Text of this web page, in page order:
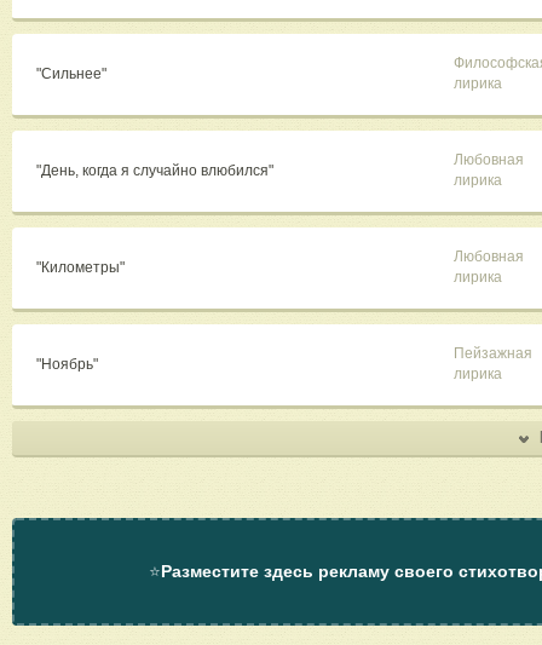
"Сильнее"
лирика
"День, когда я случайно влюбился"
Любовная
лирика
"Километры"
Любовная
лирика
"Ноябрь"
Пейзажная
лирика
⭐Разместите здесь рекламу своего